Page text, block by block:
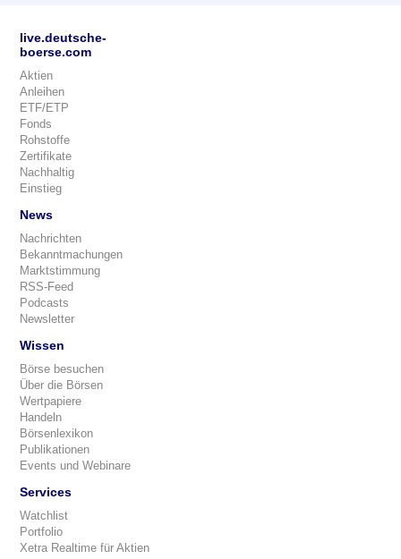
live.deutsche-
boerse.com
Aktien
Anleihen
ETF/ETP
Fonds
Rohstoffe
Zertifikate
Nachhaltig
Einstieg
News
Nachrichten
Bekanntmachungen
Marktstimmung
RSS-Feed
Podcasts
Newsletter
Wissen
Börse besuchen
Über die Börsen
Wertpapiere
Handeln
Börsenlexikon
Publikationen
Events und Webinare
Services
Watchlist
Portfolio
Xetra Realtime für Aktien